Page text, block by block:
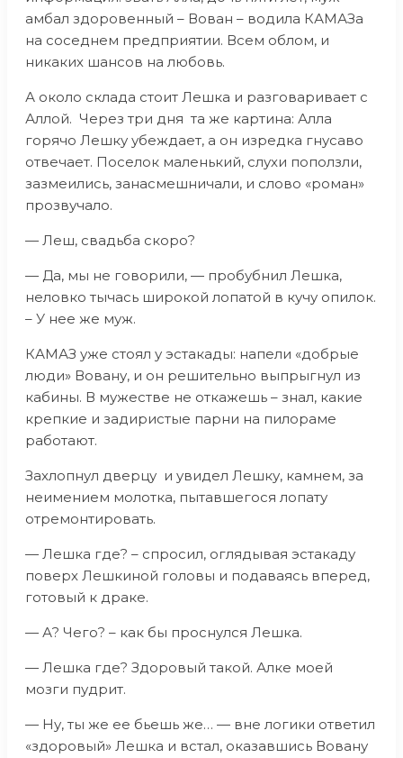
амбал здоровенный – Вован – водила КАМАЗа
на соседнем предприятии. Всем облом, и
никаких шансов на любовь.
А около склада стоит Лешка и разговаривает с
Аллой. Через три дня та же картина: Алла
горячо Лешку убеждает, а он изредка гнусаво
отвечает. Поселок маленький, слухи поползли,
зазмеились, занасмешничали, и слово «роман»
прозвучало.
— Леш, свадьба скоро?
— Да, мы не говорили, — пробубнил Лешка,
неловко тычась широкой лопатой в кучу опилок.
– У нее же муж.
КАМАЗ уже стоял у эстакады: напели «добрые
люди» Вовану, и он решительно выпрыгнул из
кабины. В мужестве не откажешь – знал, какие
крепкие и задиристые парни на пилораме
работают.
Захлопнул дверцу и увидел Лешку, камнем, за
неимением молотка, пытавшегося лопату
отремонтировать.
— Лешка где? – спросил, оглядывая эстакаду
поверх Лешкиной головы и подаваясь вперед,
готовый к драке.
— А? Чего? – как бы проснулся Лешка.
— Лешка где? Здоровый такой. Алке моей
мозги пудрит.
— Ну, ты же ее бьешь же… — вне логики ответил
«здоровый» Лешка и встал, оказавшись Вовану